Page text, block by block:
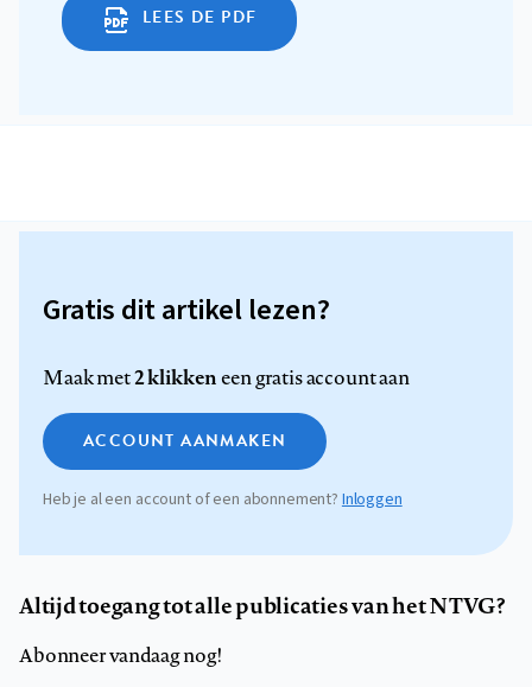
LEES DE PDF
Gratis dit artikel lezen?
Maak met2 klikkeneen gratis account aan
ACCOUNT AANMAKEN
Heb je al een account of een abonnement? Inloggen
Altijd toegang tot alle publicaties van het NTVG?
Abonneer vandaag nog!